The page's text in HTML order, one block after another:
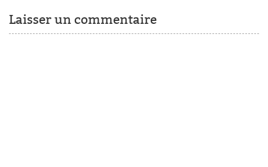
Laisser un commentaire